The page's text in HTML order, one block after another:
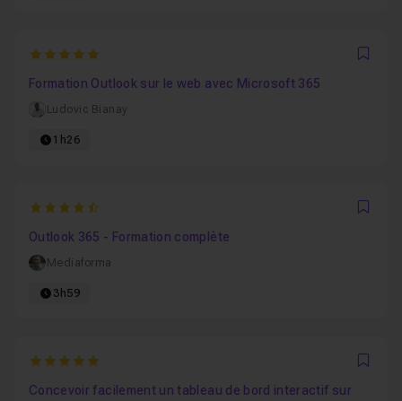
5
Formation Outlook sur le web avec Microsoft 365
Ludovic Bianay
1h26
4.5
Outlook 365 - Formation complète
Mediaforma
3h59
5
Concevoir facilement un tableau de bord interactif sur